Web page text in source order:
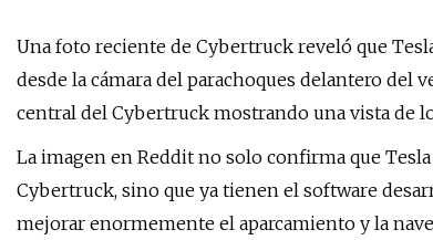
Una foto reciente de Cybertruck reveló que
desde la cámara del parachoques delantero del
central del Cybertruck mostrando una vista de
La imagen en Reddit no solo confirma que
Cybertruck, sino que ya tienen el software
mejorar enormemente el aparcamiento y la